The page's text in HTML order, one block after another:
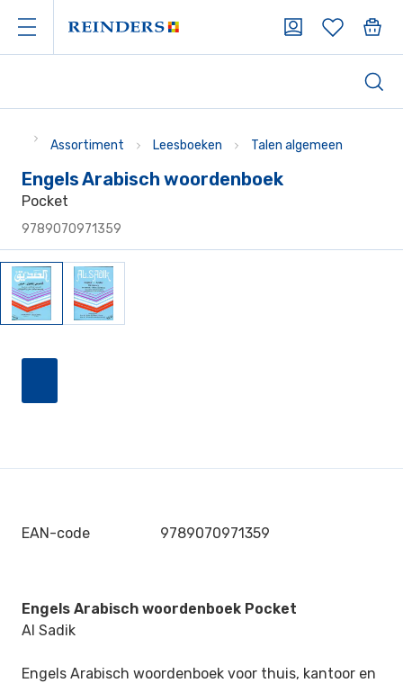
Assortiment Leesboeken Talen algemeen
Engels Arabisch woordenboek
Pocket
9789070971359
EAN-code 9789070971359
Engels Arabisch woordenboek Pocket
Al Sadik
Engels Arabisch woordenboek voor thuis, kantoor en